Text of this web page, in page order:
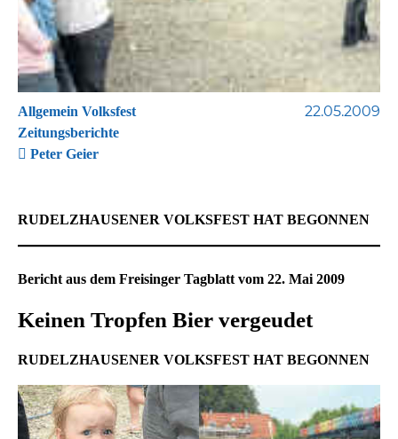
Allgemein Volksfest
Zeitungsberichte
Peter Geier
22.05.2009
RUDELZHAUSENER VOLKSFEST HAT BEGONNEN
Bericht aus dem Freisinger Tagblatt vom 22. Mai 2009
Keinen Tropfen Bier vergeudet
RUDELZHAUSENER VOLKSFEST HAT BEGONNEN